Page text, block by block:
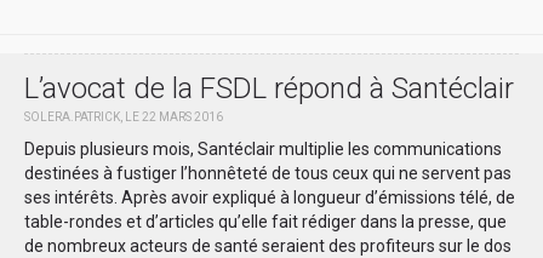
L’avocat de la FSDL répond à Santéclair
SOLERA.PATRICK, LE 22 MARS 2016
Depuis plusieurs mois, Santéclair multiplie les communications
destinées à fustiger l’honnêteté de tous ceux qui ne servent pas
ses intérêts. Après avoir expliqué à longueur d’émissions télé, de
table-rondes et d’articles qu’elle fait rédiger dans la presse, que
de nombreux acteurs de santé seraient des profiteurs sur le dos